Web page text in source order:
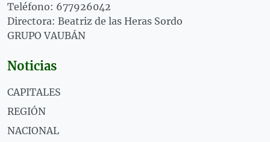
Teléfono: 677926042
Directora: Beatriz de las Heras Sordo
GRUPO VAUBÁN
Noticias
CAPITALES
REGIÓN
NACIONAL